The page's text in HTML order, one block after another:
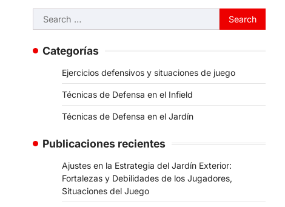
Search
for:
Categorías
Ejercicios defensivos y situaciones de juego
Técnicas de Defensa en el Infield
Técnicas de Defensa en el Jardín
Publicaciones recientes
Ajustes en la Estrategia del Jardín Exterior:
Fortalezas y Debilidades de los Jugadores,
Situaciones del Juego